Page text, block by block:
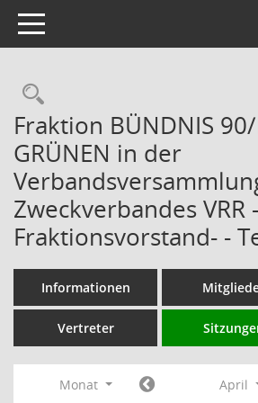
Toggle navigation
Rechercheauswahl
Fraktion BÜNDNIS
GRÜNEN in der
Zweckverbandes VRR -
Fraktionsvorstand- -
Informationen
Vertreter
Monat April